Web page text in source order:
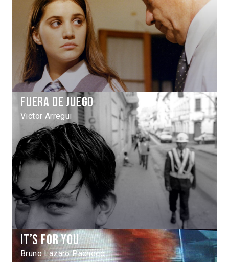
Fuera de juego
Victor Arregui
It’s for you
Bruno Lazaro Pacheco